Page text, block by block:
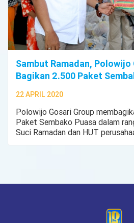
Sambut Ramadan,
Bagikan 2.500 Paket
22 APRIL 2020
Polowijo Gosari Group
Paket Sembako Puasa dalam
Suci Ramadan dan HUT